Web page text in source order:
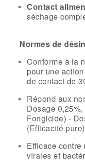
Contact
séchage
Normes de
Conforme à la
pour une
de contact de
Répond aux
Dosage
Fongicide) -
(Efficacité
Efficace
virales et